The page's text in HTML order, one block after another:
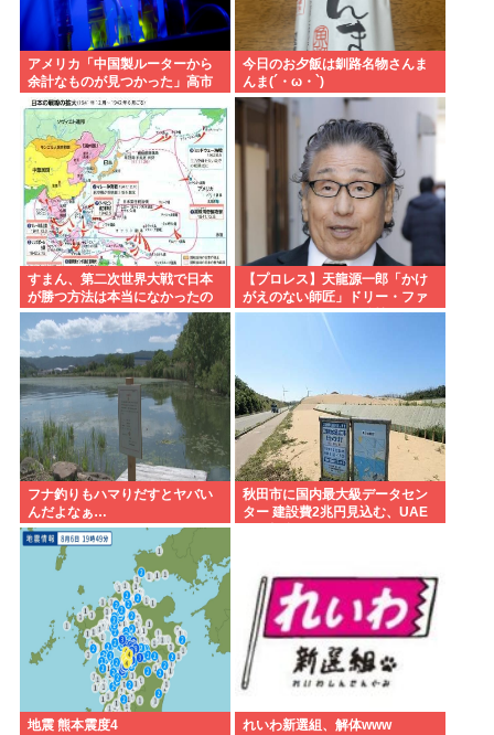
アメリカ「中国製ルーターから
余計なものが見つかった」高市
どうするのこれ
今日のお夕飯は釧路名物さんま
んま(´・ω・`)
すまん、第二次世界大戦で日本
が勝つ方法は本当になかったの
か？
【プロレス】天龍源一郎「かけ
がえのない師匠」ドリー・ファ
ンク・ジュニアさん追悼
フナ釣りもハマりだすとヤバい
んだよなぁ…
秋田市に国内最大級データセン
ター 建設費2兆円見込む、UAE
地震 熊本震度4 れいわ新選組、解体www